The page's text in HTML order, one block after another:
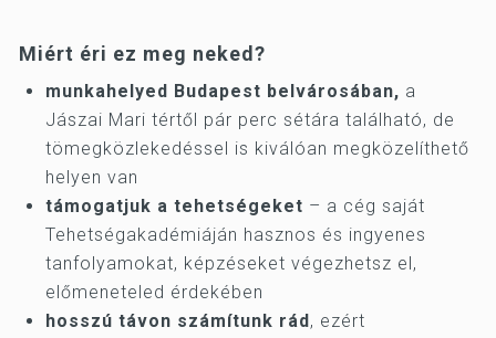
Miért éri ez meg neked?
munkahelyed Budapest belvárosában, a
Jászai Mari tértől pár perc sétára található, de
tömegközlekedéssel is kiválóan megközelíthető
helyen van
támogatjuk a tehetségeket – a cég saját
Tehetségakadémiáján hasznos és ingyenes
tanfolyamokat, képzéseket végezhetsz el,
előmeneteled érdekében
hosszú távon számítunk rád , ezért